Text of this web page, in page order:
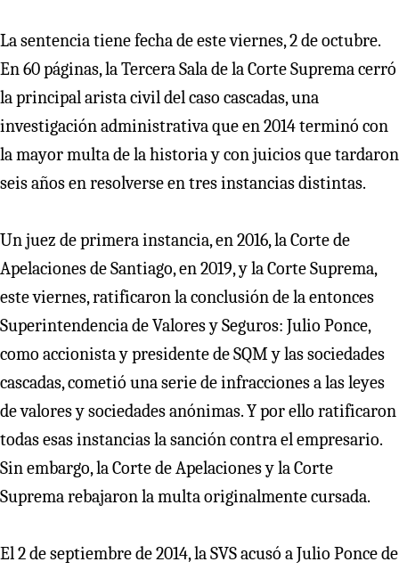
La sentencia tiene fecha de este viernes, 2 de octubre.
En 60 páginas, la Tercera Sala de la Corte Suprema cerró
la principal arista civil del caso cascadas, una
investigación administrativa que en 2014 terminó con
la mayor multa de la historia y con juicios que tardaron
seis años en resolverse en tres instancias distintas.
Un juez de primera instancia, en 2016, la Corte de
Apelaciones de Santiago, en 2019, y la Corte Suprema,
este viernes, ratificaron la conclusión de la entonces
Superintendencia de Valores y Seguros: Julio Ponce,
como accionista y presidente de SQM y las sociedades
cascadas, cometió una serie de infracciones a las leyes
de valores y sociedades anónimas. Y por ello ratificaron
todas esas instancias la sanción contra el empresario.
Sin embargo, la Corte de Apelaciones y la Corte
Suprema rebajaron la multa originalmente cursada.
El 2 de septiembre de 2014, la SVS acusó a Julio Ponce de